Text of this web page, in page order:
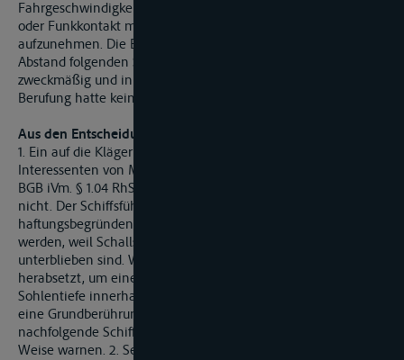
Fahrgeschwindigkeit nicht verpflichtet, Warnsignale zu geben
oder Funkkontakt mit dem nachfolgenden Talfahrer
aufzunehmen. Die Beobachtung der in ausreichendem
Abstand folgenden Schifffahrt sei weder vorgeschrieben noch
zweckmäßig und in vielen Fällen auch nicht möglich. Die
Berufung hatte keinen Erfolg.
Aus den Entscheidungsgründen:
1. Ein auf die Klägerin übergegangener Anspruch der
Interessenten von MS „K." aus § 823 Abs. 1 BGB, § 823 Abs. 2
BGB iVm. § 1.04 RhSchPVO, §§ 3, 4, 92 ff BinSchG besteht
nicht. Der Schiffsführung von TMS „S." können
haftungsbegründende Vorwürfe nicht deshalb gemacht
werden, weil Schallsignale oder eine Funkkontaktaufnahme
unterblieben sind. Wenn ein Fahrzeug die Fahrt deutlich
herabsetzt, um einer allgemein bekannten geringeren
Sohlentiefe innerhalb der Fahrrinne gerecht zu werden und
eine Grundberührung zu vermeiden, so muss es dazu die
nachfolgende Schifffahrt in der Regel nicht in besonderer
Weise warnen. 2. Selbst wenn man jedoch fordern würde, dass